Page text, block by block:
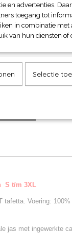
S t/m 3XL
tafetta. Voering:
jas met ingewerkte
en advertenties.
toegang tot
in combinatie met
van hun diensten of
Selectie